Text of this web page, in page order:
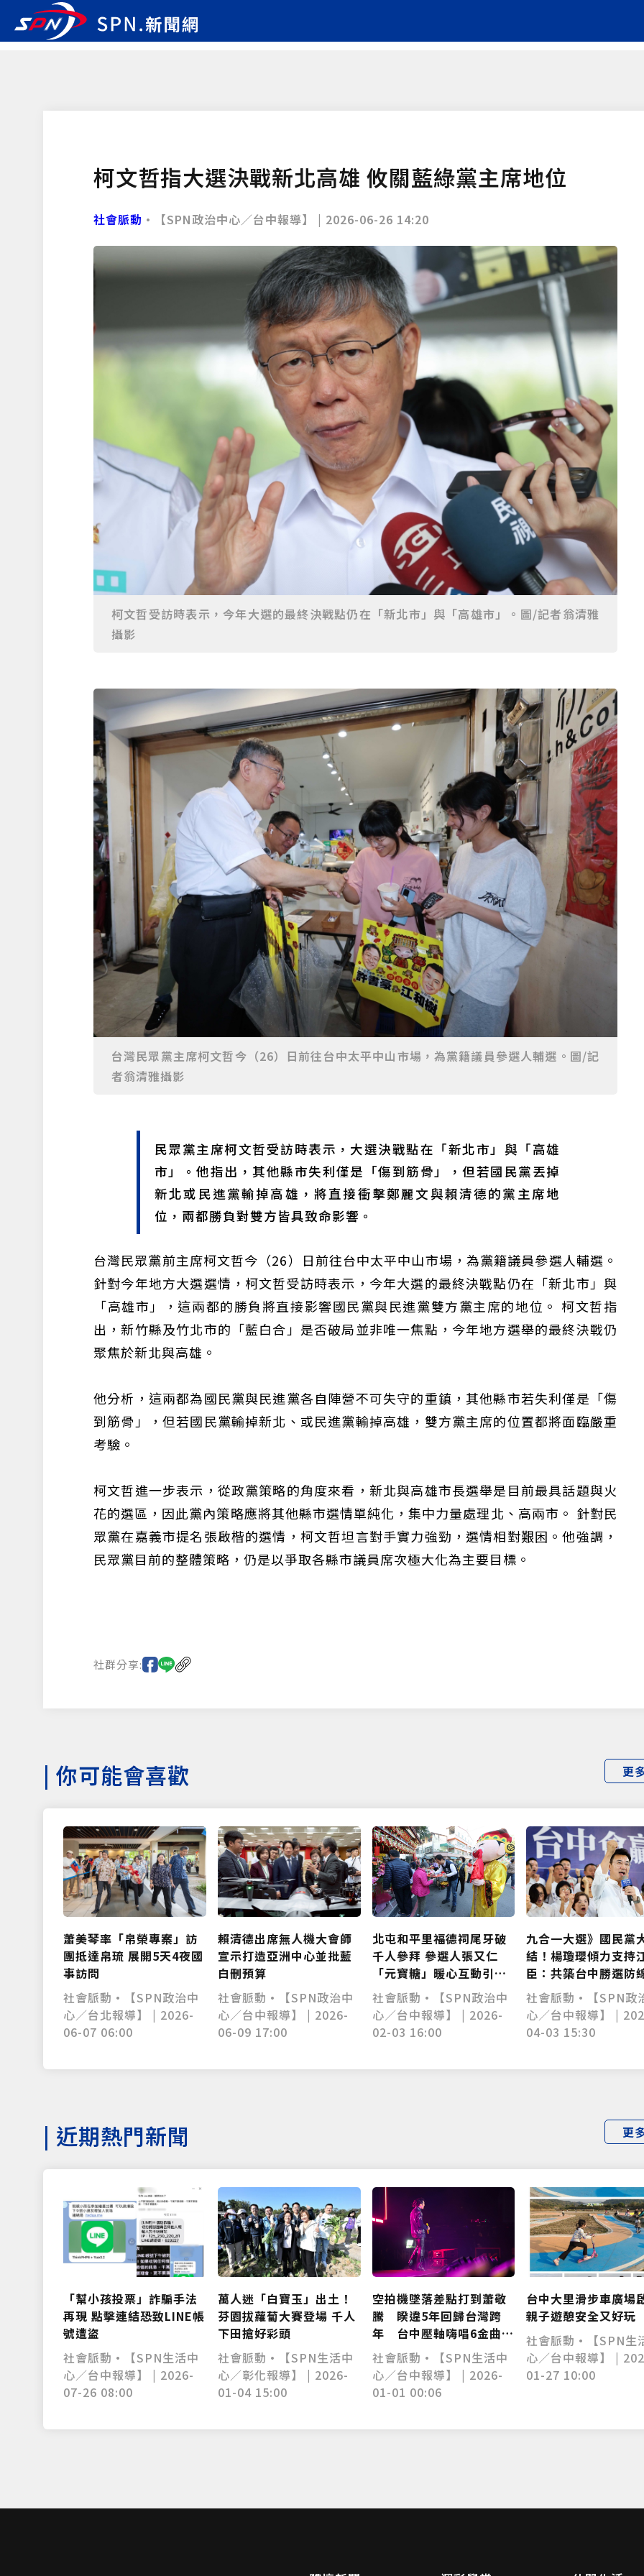
柯文哲指大選決戰新北高雄 攸關藍綠黨主席地位
社會脈動 •【SPN政治中心／台中報導】 | 2026-06-26 14:20
柯文哲受訪時表示，今年大選的最終決戰點仍在「新北市」與「高雄市」。圖/記者翁清雅
攝影
台灣民眾黨主席柯文哲今（26）日前往台中太平中山市場，為黨籍議員參選人輔選。圖/記
者翁清雅攝影
民眾黨主席柯文哲受訪時表示，大選決戰點在「新北市」與「高雄
市」。他指出，其他縣市失利僅是「傷到筋骨」，但若國民黨丟掉
新北或民進黨輸掉高雄，將直接衝擊鄭麗文與賴清德的黨主席地
位，兩都勝負對雙方皆具致命影響。
台灣民眾黨前主席柯文哲今（26）日前往台中太平中山市場，為黨籍議員參選人輔選。
針對今年地方大選選情，柯文哲受訪時表示，今年大選的最終決戰點仍在「新北市」與
「高雄市」，這兩都的勝負將直接影響國民黨與民進黨雙方黨主席的地位。 柯文哲指
出，新竹縣及竹北市的「藍白合」是否破局並非唯一焦點，今年地方選舉的最終決戰仍
聚焦於新北與高雄。
他分析，這兩都為國民黨與民進黨各自陣營不可失守的重鎮，其他縣市若失利僅是「傷
到筋骨」，但若國民黨輸掉新北、或民進黨輸掉高雄，雙方黨主席的位置都將面臨嚴重
考驗。
柯文哲進一步表示，從政黨策略的角度來看，新北與高雄市長選舉是目前最具話題與火
花的選區，因此黨內策略應將其他縣市選情單純化，集中力量處理北、高兩市。 針對民
眾黨在嘉義市提名張啟楷的選情，柯文哲坦言對手實力強勁，選情相對艱困。他強調，
民眾黨目前的整體策略，仍是以爭取各縣市議員席次極大化為主要目標。
社群分享:
| 你可能會喜歡 更
蕭美琴率「帛榮專案」訪
團抵達帛琉 展開5天4夜國
事訪問
社會脈動•【SPN政治中
心／台北報導】 | 2026-
06-07 06:00
賴清德出席無人機大會師
宣示打造亞洲中心並批藍
白刪預算
社會脈動•【SPN政治中
心／台中報導】 | 2026-
06-09 17:00
北屯和平里福德祠尾牙破
千人參拜 參選人張又仁
「元寶糖」暖心互動引關
注
社會脈動•【SPN政治中
心／台中報導】 | 2026-
02-03 16:00
九合一大選》國民黨
結！楊瓊瓔傾力支持
臣：共築台中勝選防
社會脈動•【SPN政
心／台中報導】 |
04-03 15:30
| 近期熱門新聞 更
「幫小孩投票」詐騙手法
再現 點擊連結恐致LINE帳
號遭盜
社會脈動•【SPN生活中
心／台中報導】 | 2026-
07-26 08:00
萬人迷「白寶玉」出土！
芬園拔蘿蔔大賽登場 千人
下田搶好彩頭
社會脈動•【SPN生活中
心／彰化報導】 | 2026-
01-04 15:00
空拍機墜落差點打到蕭敬
騰 睽違5年回歸台灣跨
年 台中壓軸嗨唱6金曲驚
險完美落幕
社會脈動•【SPN生活中
心／台中報導】 | 2026-
01-01 00:06
台中大里滑步車廣場
親子遊憩安全又好玩
社會脈動•【SPN生
心／台中報導】 |
01-27 10:00